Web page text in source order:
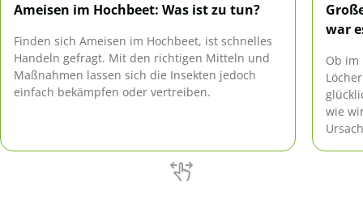
Ameisen im Hochbeet: Was ist zu tun?
Finden sich Ameisen im Hochbeet, ist schnelles
Handeln gefragt. Mit den richtigen Mitteln und
Maßnahmen lassen sich die Insekten jedoch
einfach bekämpfen oder vertreiben.
war
Ob im
wie